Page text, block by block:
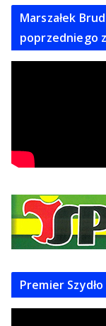
Marszałek
poprzedniego
Premier